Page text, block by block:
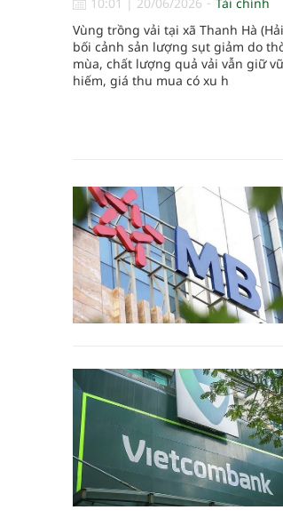
Vùng trồng vải tại xã Thanh Hà
bối cảnh sản lượng sụt giảm do
mùa, chất lượng quả vải vẫn giữ
hiếm, giá thu mua có xu h